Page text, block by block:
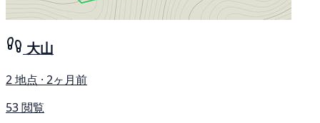
大山
2 地点 · 2ヶ月前
53 閲覧